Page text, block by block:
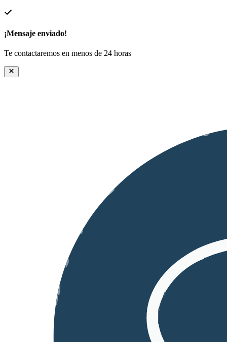
¡Mensaje enviado!
Te contactaremos en menos de 24 horas